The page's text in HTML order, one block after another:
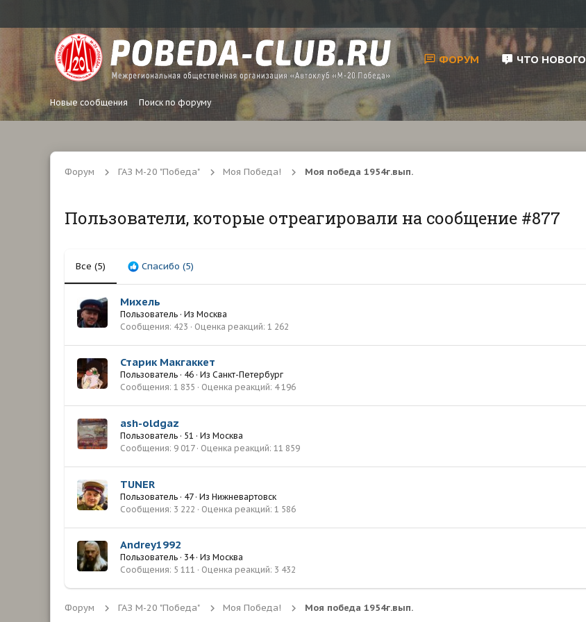
ФОРУМ ЧТО НОВОГО
Новые сообщения Поиск по форуму
Форум ГАЗ М-20 "Победа" Моя Победа! Моя победа 1954г.вып.
Пользователи, которые отреагировали на сообщение #877
Все (5) Спасибо (5)
Михель
Пользователь · Из Москва
Сообщения 423 Оценка реакций 1 262
Старик Макгаккет
Пользователь · 46 · Из Санкт-Петербург
Сообщения 1 835 Оценка реакций 4 196
ash-oldgaz
Пользователь · 51 · Из Москва
Сообщения 9 017 Оценка реакций 11 859
TUNER
Пользователь · 47 · Из Нижневартовск
Сообщения 3 222 Оценка реакций 1 586
Andrey1992
Пользователь · 34 · Из Москва
Сообщения 5 111 Оценка реакций 3 432
Форум ГАЗ М-20 "Победа" Моя Победа! Моя победа 1954г.вып.